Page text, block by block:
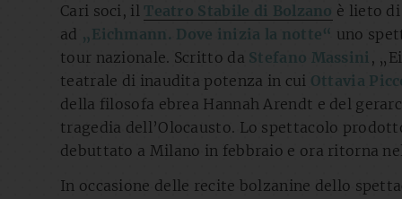
Cari soci, il Teatro Stabile di Bolzano è lieto
ad „Eichmann. Dove inizia la notte“ uno
tour nazionale. Scritto da Stefano Massini ,
teatrale di inaudita potenza in cui Ottavia
della filosofa ebrea Hannah Arendt e del
tragedia dell’Olocausto. Lo spettacolo
debuttato a Milano in febbraio e ora ritorna
In occasione delle recite bolzanine dello